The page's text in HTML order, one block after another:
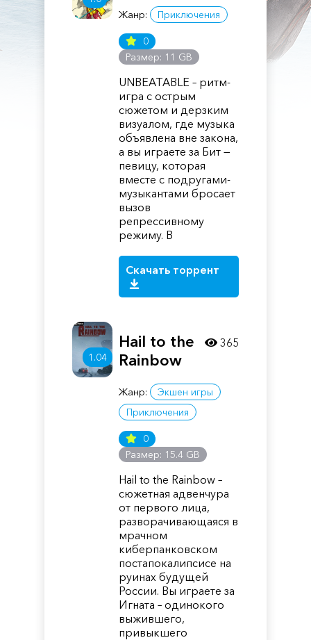
Жанр: Приключения
0
Размер: 11 GB
UNBEATABLE – ритм-
игра с острым
сюжетом и дерзким
визуалом, где музыка
объявлена вне закона,
а вы играете за Бит —
певицу, которая
вместе с подругами-
музыкантами бросает
вызов
репрессивному
режиму. В
Скачать торрент
1.04
Hail to the
Rainbow
Жанр:
Экшен игры
Приключения
0
Размер: 15.4 GB
Hail to the Rainbow –
сюжетная адвенчура
от первого лица,
разворачивающаяся в
мрачном
киберпанковском
постапокалипсисе на
руинах будущей
России. Вы играете за
Игната – одинокого
выжившего,
привыкшего
365